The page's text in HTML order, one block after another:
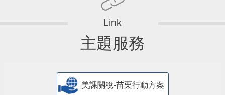
主題服務
美課關稅-苗栗行動方案